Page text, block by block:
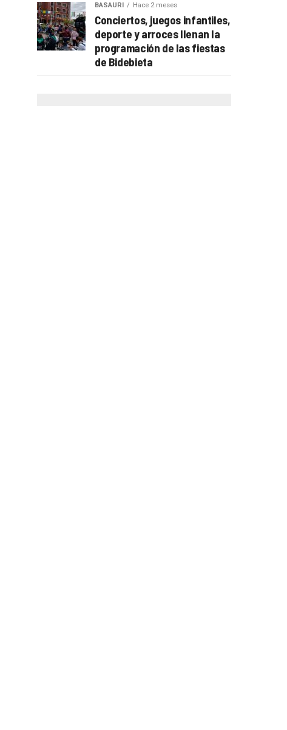
BASAURI Hace 2 meses
Conciertos, juegos infantiles,
deporte y arroces llenan la
programación de las fiestas
de Bidebieta